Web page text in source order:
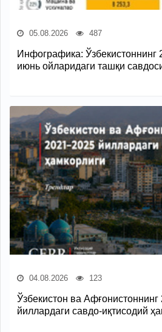
05.08.2026 487
Инфографика: Ўзбекистоннинг
июнь ойларидаги ташқи
04.08.2026 123
Ўзбекистон ва
йиллардаги савдо-иқтисодий